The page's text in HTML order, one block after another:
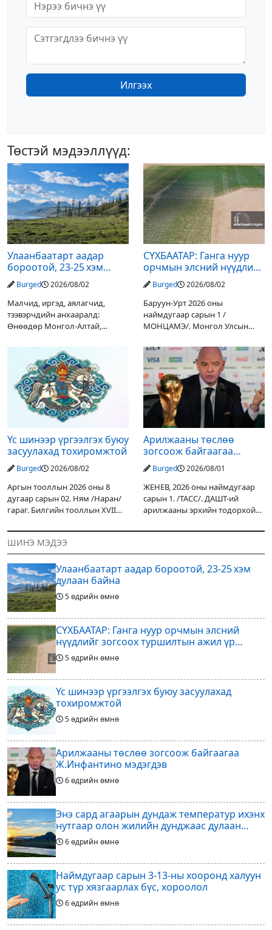
Илгээх
Төстэй мэдээллүүд:
Улаанбаатарт аадар
бороотой, 23-25 хэм
дулаан байна
Burged 2026/08/02
Малчид, иргэд, аялагчид,
тээвэрчдийн анхааралд:
Өнөөдөр Монгол-Алтай,
уулархаг нутгаар бороо, дуу
цахилгаантай аадар бороо
орох тул голуудын усны
түвшин нэмэгдэх, нөөлөг
СҮХБААТАР: Ганга нуур
орчмын элсний нүүдлийг
зогсоох туршилтын ажил
үр дүнгээ өгч эхэлжээ
Burged 2026/08/02
Баруун-Урт 2026 оны
наймдугаар сарын 1 /
МОНЦАМЭ/. Монгол Улсын
Дарьгангын Ганга нуурыг
сэргээн, хамгаалах төслийг
улсын төсвийн хөрөнгө
оруулалтаар хийж буй.
Төслийн
Үс шинээр үргээлгэх буюу
засуулахад тохиромжтой
Burged 2026/08/02
Аргын тооллын 2026 оны 8
дугаар сарын 02. Ням /Наран/
гараг. Билгийн тооллын XVII
гал Морин жилийн Зуны адаг
хөхөгчин хонь сарын шинийн
19, Адъяа /Асралт/
Арилжааны төслөө
зогсоож байгаагаа
Ж.Инфантино мэдэгдэв
Burged 2026/08/01
ЖЕНЕВ, 2026 оны наймдугаар
сарын 1. /ТАСС/. ДАШТ-ий
арилжааны эрхийн тодорхой
оруулагчдад худалдах
шийдвэрлэснээ ФИФА-гийн
ерөнхийлөгч Жанни
ШИНЭ МЭДЭЭ
Улаанбаатарт аадар бороотой, 23-25 хэм
дулаан байна
5 өдрийн өмнө
СҮХБААТАР: Ганга нуур орчмын элсний
нүүдлийг зогсоох туршилтын ажил үр
дүнгээ өгч эхэлжээ
5 өдрийн өмнө
Үс шинээр үргээлгэх буюу засуулахад
тохиромжтой
5 өдрийн өмнө
Арилжааны төслөө зогсоож байгаагаа
Ж.Инфантино мэдэгдэв
6 өдрийн өмнө
Энэ сард агаарын дундаж температур ихэнх
нутгаар олон жилийн дунджаас дулаан
байна
6 өдрийн өмнө
Наймдугаар сарын 3-13-ны хооронд халуун
ус түр хязгаарлах бүс, хороолол
6 өдрийн өмнө